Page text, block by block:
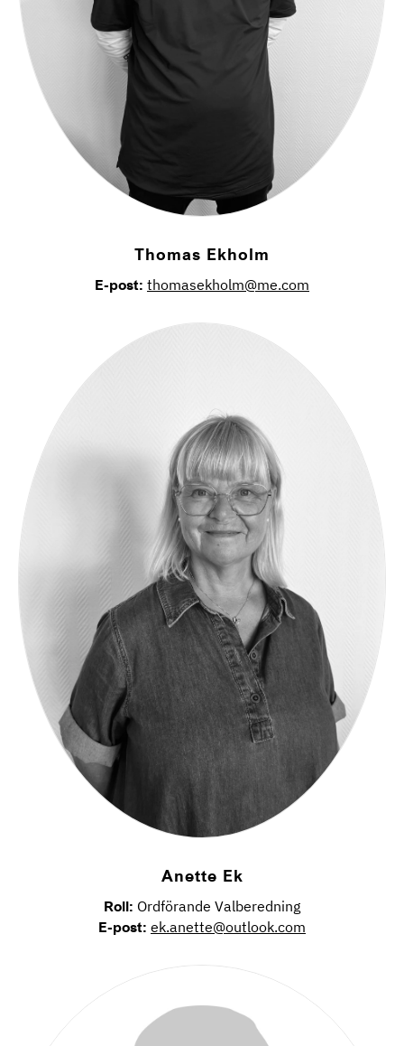
Thomas Ekholm
E-post: thomasekholm@me.com
Anette Ek
Roll: Ordförande Valberedning
E-post: ek.anette@outlook.com